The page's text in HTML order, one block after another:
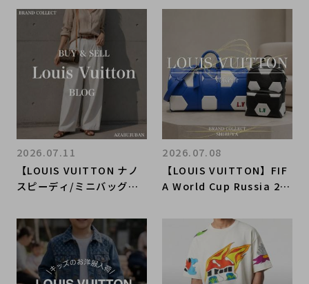
介！｜購入も買取もブラン
ドコレクト麻布十番店にお
任せください！
コレクト上野御徒町店｜P
0482／ポシェット・フェ
リシー M80482入荷｜Buy
& Sell Luxury in Ueno
Tokyo｜Tax-Free Avail
able
【LOUIS VUITTON ナノ
スピーディ/ミニバッグ】
トンのバッグを売る前に読
みたい買取ガイド
2026.07.11
【LOUIS VUITTON】FIF
A World Cup Russia 20
｜ブランド買取ならブラン
ドコレクト渋谷店
2026.07.08